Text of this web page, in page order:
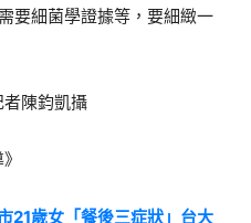
要細菌學證據等，要細緻一
陳鈞凱攝
21歲女「餐後三症狀」台大